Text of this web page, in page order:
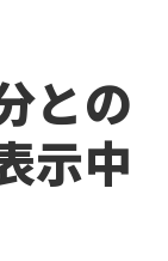
との
示中